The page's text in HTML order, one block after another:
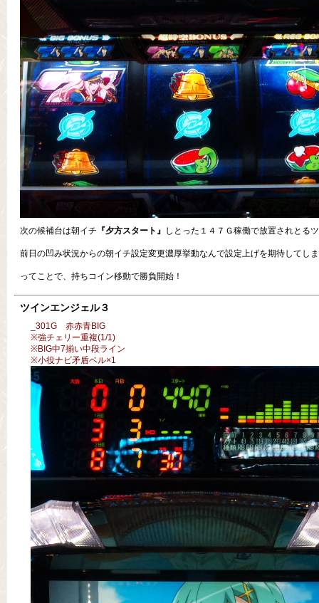
次の候補台は朝イチ 『夕方スタート』 しとった１４７Ｇ稼働で放置されとる
前日の凹み状況からの朝イチ設定変更濃厚挙動なんで設定上げを期待してし
ってことで、持ちコイン移動で勝負開始！
ツインエンジェル３
_301G 赤赤青BIG
※強チェリー重複(1/1)
※BIG中7揃い中段ライン
※小役ナビ矛盾ベル×1